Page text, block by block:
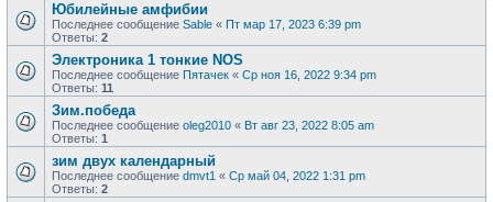
Юбилейные амфибии
Последнее сообщение Sable « Пт мар 17, 2023 6:39 pm
Ответы: 2
Электроника 1 тонкие NOS
Последнее сообщение Пятачек « Ср ноя 16, 2022 9:34 pm
Ответы: 11
Зим.победа
Последнее сообщение oleg2010 « Вт авг 23, 2022 8:05 am
Ответы: 1
зим двух календарный
Последнее сообщение dmvt1 « Ср май 04, 2022 1:31 pm
Ответы: 2